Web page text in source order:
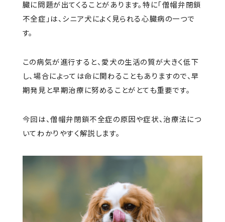
臓に問題が出てくることがあります。特に「僧帽弁閉鎖
不全症」は、シニア犬によく見られる心臓病の一つで
す。
この病気が進行すると、愛犬の生活の質が大きく低下
し、場合によっては命に関わることもありますので、早
期発見と早期治療に努めることがとても重要です。
今回は、僧帽弁閉鎖不全症の原因や症状、治療法につ
いてわかりやすく解説します。